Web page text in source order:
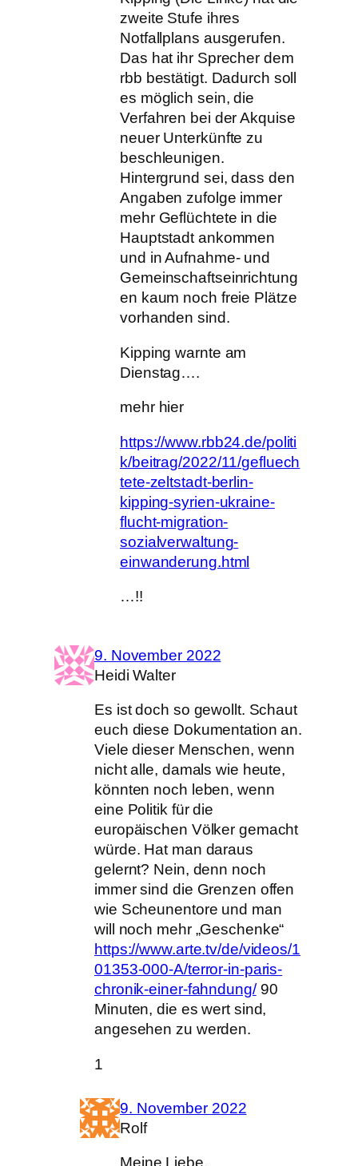
zweite Stufe ihres
Notfallplans ausgerufen.
Das hat ihr Sprecher dem
rbb bestätigt. Dadurch soll
es möglich sein, die
Verfahren bei der Akquise
neuer Unterkünfte zu
beschleunigen.
Hintergrund sei, dass den
Angaben zufolge immer
mehr Geflüchtete in die
Hauptstadt ankommen
und in Aufnahme- und
Gemeinschaftseinrichtung
en kaum noch freie Plätze
vorhanden sind.
Kipping warnte am
Dienstag….
mehr hier
https://www.rbb24.de/politi
k/beitrag/2022/11/gefluech
tete-zeltstadt-berlin-
kipping-syrien-ukraine-
flucht-migration-
sozialverwaltung-
einwanderung.html
…!!
9. November 2022
Heidi Walter
Es ist doch so gewollt. Schaut
euch diese Dokumentation an.
Viele dieser Menschen, wenn
nicht alle, damals wie heute,
könnten noch leben, wenn
eine Politik für die
europäischen Völker gemacht
würde. Hat man daraus
gelernt? Nein, denn noch
immer sind die Grenzen offen
wie Scheunentore und man
will noch mehr „Geschenke“
https://www.arte.tv/de/videos/1
01353-000-A/terror-in-paris-
chronik-einer-fahndung/90
Minuten, die es wert sind,
angesehen zu werden.
1
9. November 2022
Rolf